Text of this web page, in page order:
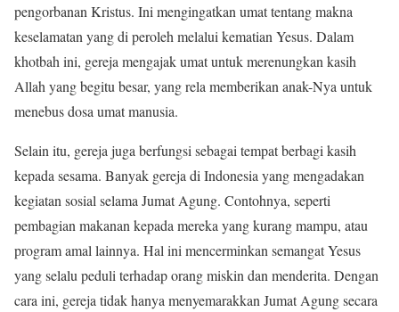
pengorbanan Kristus. Ini mengingatkan umat tentang makna
keselamatan yang di peroleh melalui kematian Yesus. Dalam
khotbah ini, gereja mengajak umat untuk merenungkan kasih
Allah yang begitu besar, yang rela memberikan anak-Nya untuk
menebus dosa umat manusia.
Selain itu, gereja juga berfungsi sebagai tempat berbagi kasih
kepada sesama. Banyak gereja di Indonesia yang mengadakan
kegiatan sosial selama Jumat Agung. Contohnya, seperti
pembagian makanan kepada mereka yang kurang mampu, atau
program amal lainnya. Hal ini mencerminkan semangat Yesus
yang selalu peduli terhadap orang miskin dan menderita. Dengan
cara ini, gereja tidak hanya menyemarakkan Jumat Agung secara